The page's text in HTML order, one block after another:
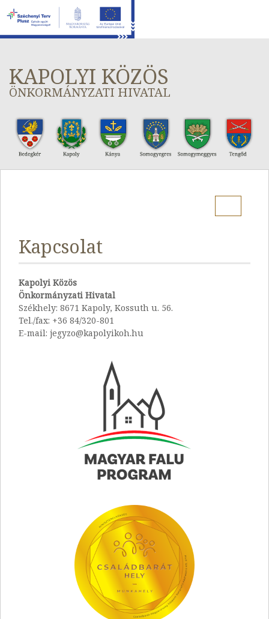
KAPOLYI KÖZÖS
ÖNKORMÁNYZATI HIVATAL
Kapcsolat
Kapolyi Közös
Önkormányzati Hivatal
Székhely: 8671 Kapoly, Kossuth u. 56.
Tel./fax: +36 84/320-801
E-mail: jegyzo@kapolyikoh.hu